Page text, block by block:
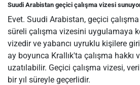
Suudi Arabistan geçici çalışma vizesi
Evet. Suudi Arabistan, geçici
süreli çalışma vizesini uygulamaya
vizedir ve yabancı uyruklu kişilere
ay boyunca Krallık'ta çalışma hakkı
uzatılabilir. Geçici çalışma vizesi,
bir yıl süreyle geçerlidir.